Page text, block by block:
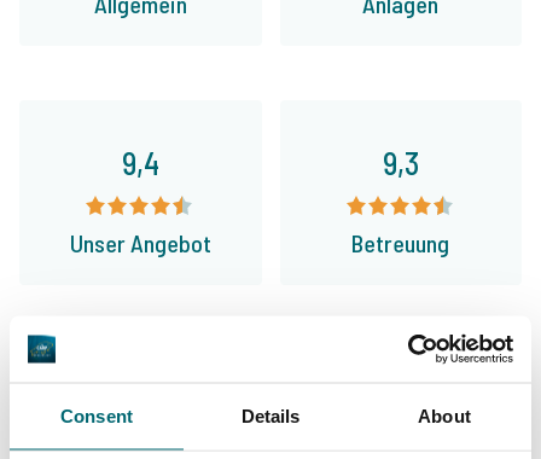
Consent Details About
Ich kann mit Sicherheit sagen, dass mir Bas,
9,4
Unser Angebot
9,3
Betreuung